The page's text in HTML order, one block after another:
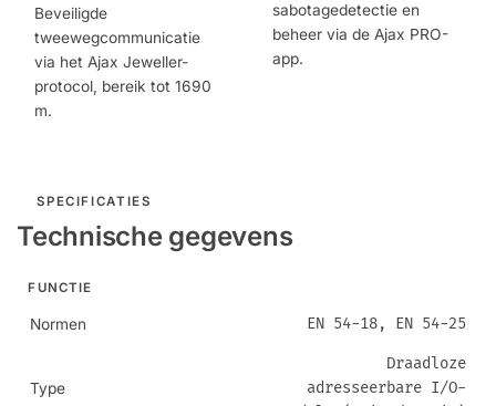
Beveiligde
tweewegcommunicatie
via het Ajax Jeweller-
protocol, bereik tot 1690
m.
sabotagedetectie en
beheer via de Ajax PRO-
app.
SPECIFICATIES
Technische gegevens
FUNCTIE
Normen EN 54-18, EN 54-25
Type
Draadloze
adresseerbare I/O-